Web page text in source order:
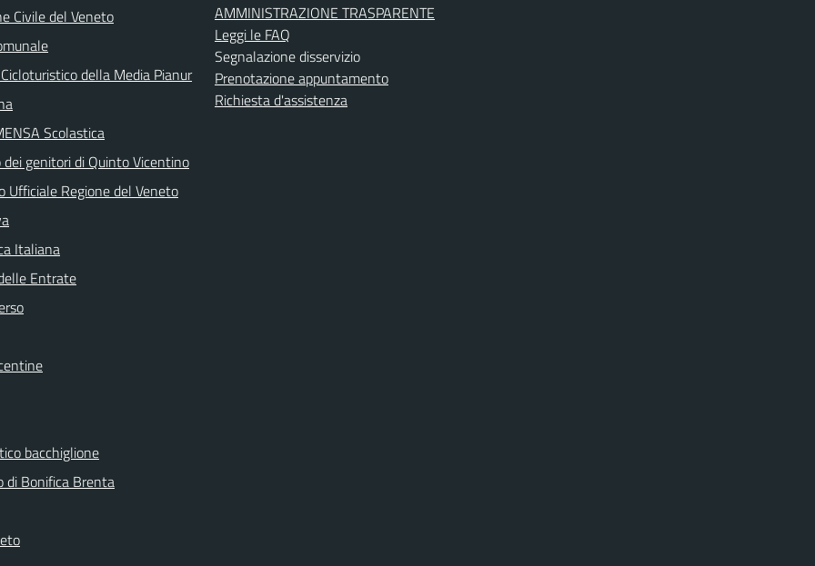
Civile del Veneto
della Media Pianur
Scolastica
genitori di Quinto Vicentino
Ufficiale Regione del Veneto
Italiana
Entrate
bacchiglione
di Bonifica Brenta
AMMINISTRAZIONE TRASPARENTE
Leggi le FAQ
Segnalazione disservizio
Prenotazione appuntamento
Richiesta d'assistenza